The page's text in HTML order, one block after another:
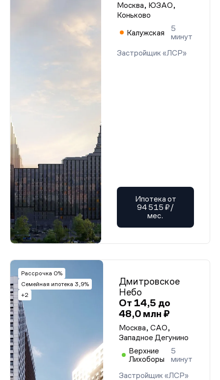
Москва, ЮЗАО,
Коньково
Калужская
5
минут
Застройщик «ЛСР»
Ипотека от
94 515 ₽/
мес.
Рассрочка 0%
Семейная ипотека 3,9%
+2
Дмитровское
Небо
От 14,5 до
48,0 млн ₽
Москва, САО,
Западное Дегунино
Верхние
Лихоборы
5
минут
Застройщик «ЛСР»